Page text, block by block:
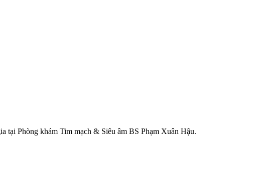
tại Phòng khám Tim mạch & Siêu âm BS Phạm Xuân Hậu.